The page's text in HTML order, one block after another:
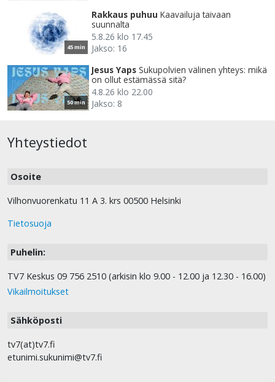
45 min
Rakkaus puhuu Kaavailuja taivaan
suunnalta
5.8.26 klo 17.45
Jakso: 16
50 min
Jesus Yaps Sukupolvien välinen yhteys: mikä
on ollut estämässä sitä?
4.8.26 klo 22.00
Jakso: 8
Yhteystiedot
Osoite
Vilhonvuorenkatu 11 A 3. krs 00500 Helsinki
Tietosuoja
Puhelin:
TV7 Keskus 09 756 2510 (arkisin klo 9.00 - 12.00 ja 12.30 - 16.00)
Vikailmoitukset
Sähköposti
tv7(at)tv7.fi
etunimi.sukunimi@tv7.fi